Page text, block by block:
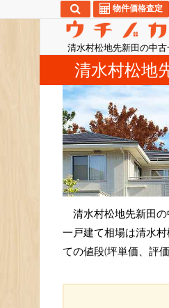
清水村松地先新田の中
物件価格査定
清水村松地
清水村松地先新田
一戸建て相場は清水
ての値段(坪単価、評